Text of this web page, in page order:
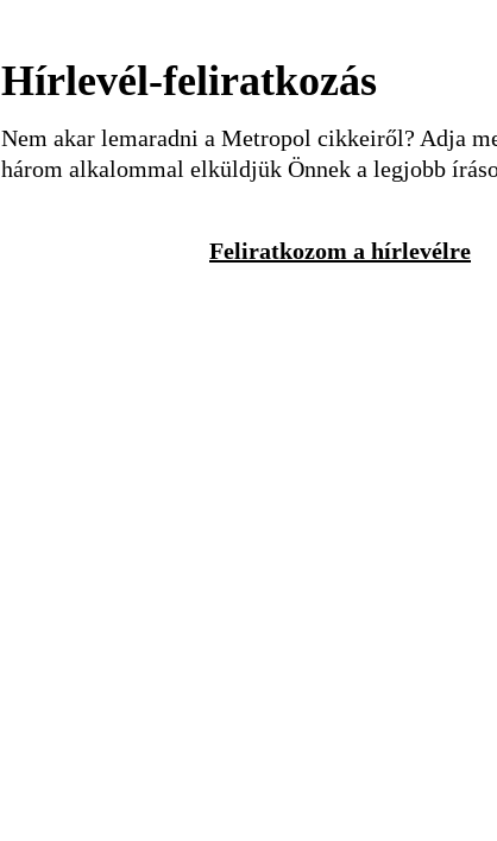
Hírlevél-feliratkozás
Nem akar lemaradni a Metropol cikkeiről? Adja
három alkalommal elküldjük Önnek a legjobb
Feliratkozom a hírlevélre